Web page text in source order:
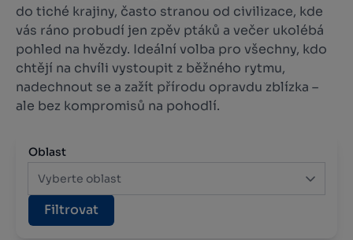
do tiché krajiny, často stranou od civilizace, kde
vás ráno probudí jen zpěv ptáků a večer ukolébá
pohled na hvězdy. Ideální volba pro všechny, kdo
chtějí na chvíli vystoupit z běžného rytmu,
nadechnout se a zažít přírodu opravdu zblízka –
ale bez kompromisů na pohodlí.
Oblast
Vyberte oblast
Filtrovat